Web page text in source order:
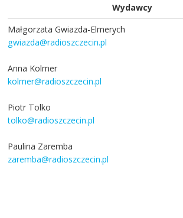
Wydawcy
Małgorzata Gwiazda-Elmerych
gwiazda@radioszczecin.pl
Anna Kolmer
kolmer@radioszczecin.pl
Piotr Tolko
tolko@radioszczecin.pl
Paulina Zaremba
zaremba@radioszczecin.pl